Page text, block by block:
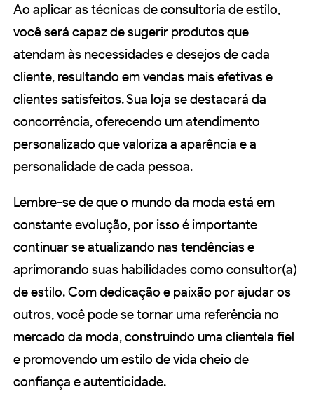
Ao aplicar as técnicas de consultoria de estilo,
você será capaz de sugerir produtos que
atendam às necessidades e desejos de cada
cliente, resultando em vendas mais efetivas e
clientes satisfeitos. Sua loja se destacará da
concorrência, oferecendo um atendimento
personalizado que valoriza a aparência e a
personalidade de cada pessoa.
Lembre-se de que o mundo da moda está em
constante evolução, por isso é importante
continuar se atualizando nas tendências e
aprimorando suas habilidades como consultor(a)
de estilo. Com dedicação e paixão por ajudar os
outros, você pode se tornar uma referência no
mercado da moda, construindo uma clientela fiel
e promovendo um estilo de vida cheio de
confiança e autenticidade.